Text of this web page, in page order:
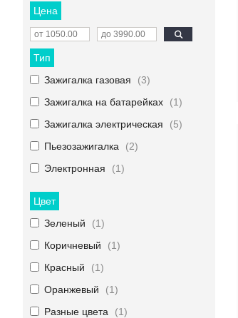
Цена
Тип
Зажигалка газовая
3
Зажигалка на батарейках
1
Зажигалка электрическая
5
Пьезозажигалка
2
Электронная
1
Цвет
Зеленый
1
Коричневый
1
Красный
1
Оранжевый
1
Разные цвета
1